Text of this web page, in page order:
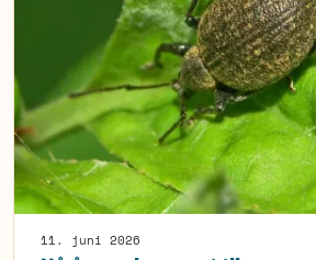
11. juni 2026